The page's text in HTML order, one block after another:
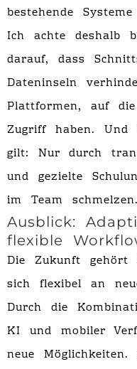
bestehende
Ich achte deshalb
darauf, dass
Dateninseln
Plattformen, auf
Zugriff haben. Und
gilt: Nur durch
und gezielte
im Team schmelzen.
Ausblick:
flexible
Die Zukunft gehört
sich flexibel an
Durch die
KI und mobiler
neue